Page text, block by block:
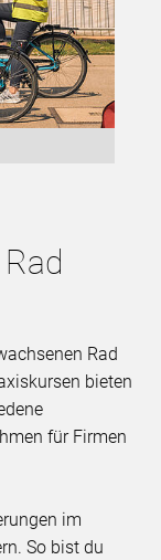
Rad
bieten
für Firmen
im
So bist du